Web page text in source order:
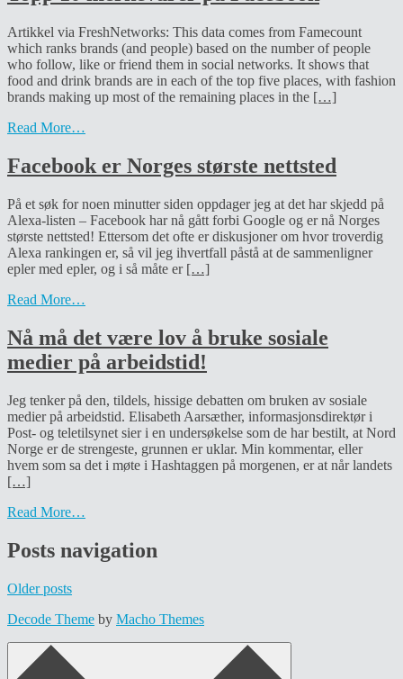
Artikkel via FreshNetworks: This data comes from Famecount
which ranks brands (and people) based on the number of people
who follow, like or friend them in social networks. It shows that
food and drink brands are in each of the top five places, with fashion
brands making up most of the remaining places in the […]
Read More…
Facebook er Norges største nettsted
På et søk for noen minutter siden oppdager jeg at det har skjedd på
Alexa-listen – Facebook har nå gått forbi Google og er nå Norges
største nettsted! Ettersom det ofte er diskusjoner om hvor troverdig
Alexa rankingen er, så vil jeg ihvertfall påstå at de sammenligner
epler med epler, og i så måte er […]
Read More…
Nå må det være lov å bruke sosiale
medier på arbeidstid!
Jeg tenker på den, tildels, hissige debatten om bruken av sosiale
medier på arbeidstid. Elisabeth Aarsæther, informasjonsdirektør i
Post- og teletilsynet sier i en undersøkelse som de har bestilt, at Nord
Norge er de strengeste, grunnen er uklar. Min kommentar, eller
hvem som sa det i møte i Hashtaggen på morgenen, er at når landets
[…]
Read More…
Posts navigation
Older posts
Decode Theme by Macho Themes